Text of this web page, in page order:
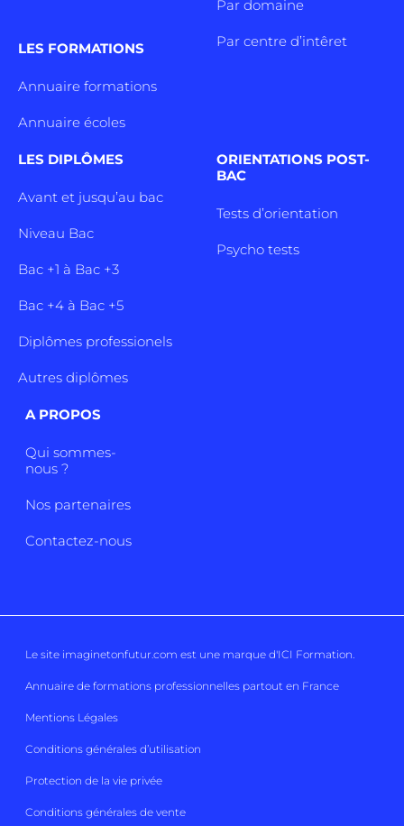
LES FORMATIONS
Annuaire formations
Annuaire écoles
Par domaine
Par centre d’intêret
LES DIPLÔMES
Avant et jusqu’au bac
Niveau Bac
Bac +1 à Bac +3
Bac +4 à Bac +5
Diplômes professionels
Autres diplômes
ORIENTATIONS POST-
BAC
Tests d’orientation
Psycho tests
A PROPOS
Qui sommes-
nous ?
Nos partenaires
Contactez-nous
Le site imaginetonfutur.com est une marque d'ICI Formation.
Annuaire de formations professionnelles partout en France
Mentions Légales
Conditions générales d’utilisation
Protection de la vie privée
Conditions générales de vente